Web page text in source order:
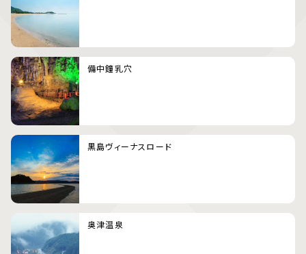
備中鐘乳穴
黒島ヴィーナスロード
奥津温泉